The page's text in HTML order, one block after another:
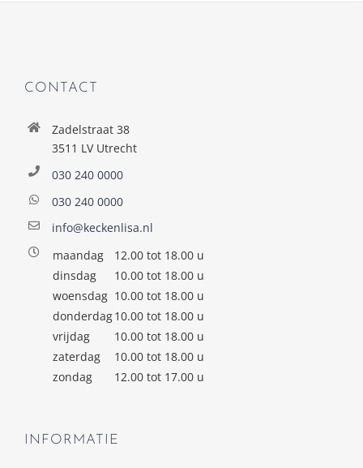
CONTACT
Zadelstraat 38
3511 LV Utrecht
030 240 0000
030 240 0000
info@keckenlisa.nl
maandag
12.00 tot 18.00 u
dinsdag
10.00 tot 18.00 u
woensdag 10.00 tot 18.00 u
donderdag10.00 tot 18.00 u
vrijdag
10.00 tot 18.00 u
zaterdag
10.00 tot 18.00 u
zondag
12.00 tot 17.00 u
INFORMATIE